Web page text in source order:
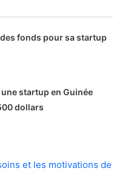
fonds pour sa startup
startup en Guinée
dollars
et les motivations de